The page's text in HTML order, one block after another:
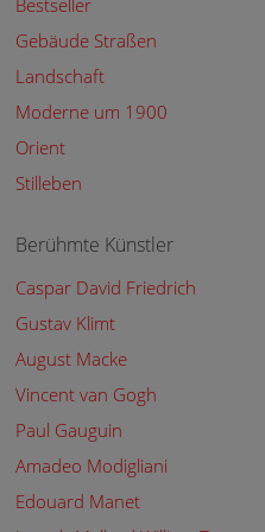
Bestseller
Gebäude Straßen
Landschaft
Moderne um 1900
Orient
Stilleben
Berühmte Künstler
Caspar David Friedrich
Gustav Klimt
August Macke
Vincent van Gogh
Paul Gauguin
Amadeo Modigliani
Edouard Manet